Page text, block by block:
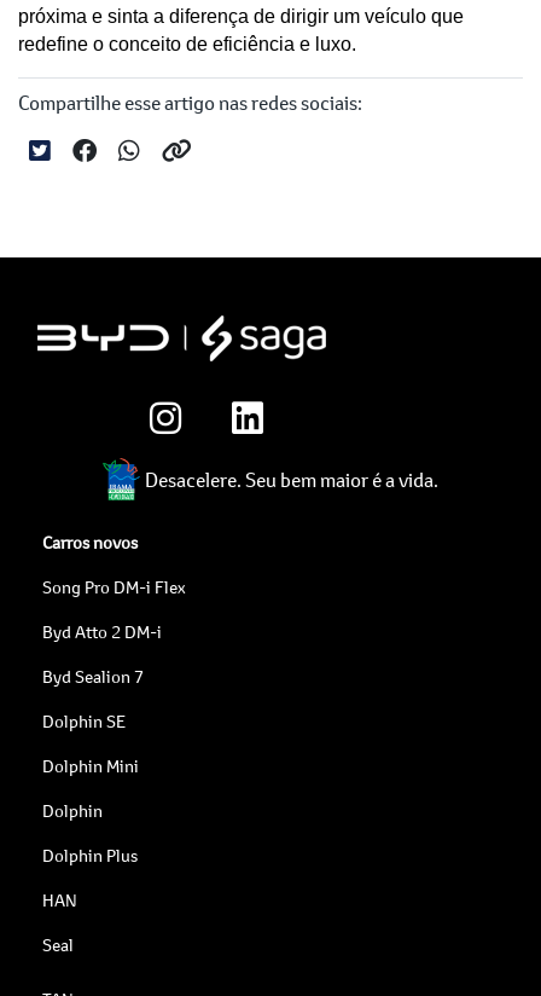
próxima e sinta a diferença de dirigir um veículo que
redefine o conceito de eficiência e luxo.
Compartilhe esse artigo nas redes sociais:
Desacelere. Seu bem maior é a vida.
Carros novos
Song Pro DM-i Flex
Byd Atto 2 DM-i
Byd Sealion 7
Dolphin SE
Dolphin Mini
Dolphin
Dolphin Plus
HAN
Seal